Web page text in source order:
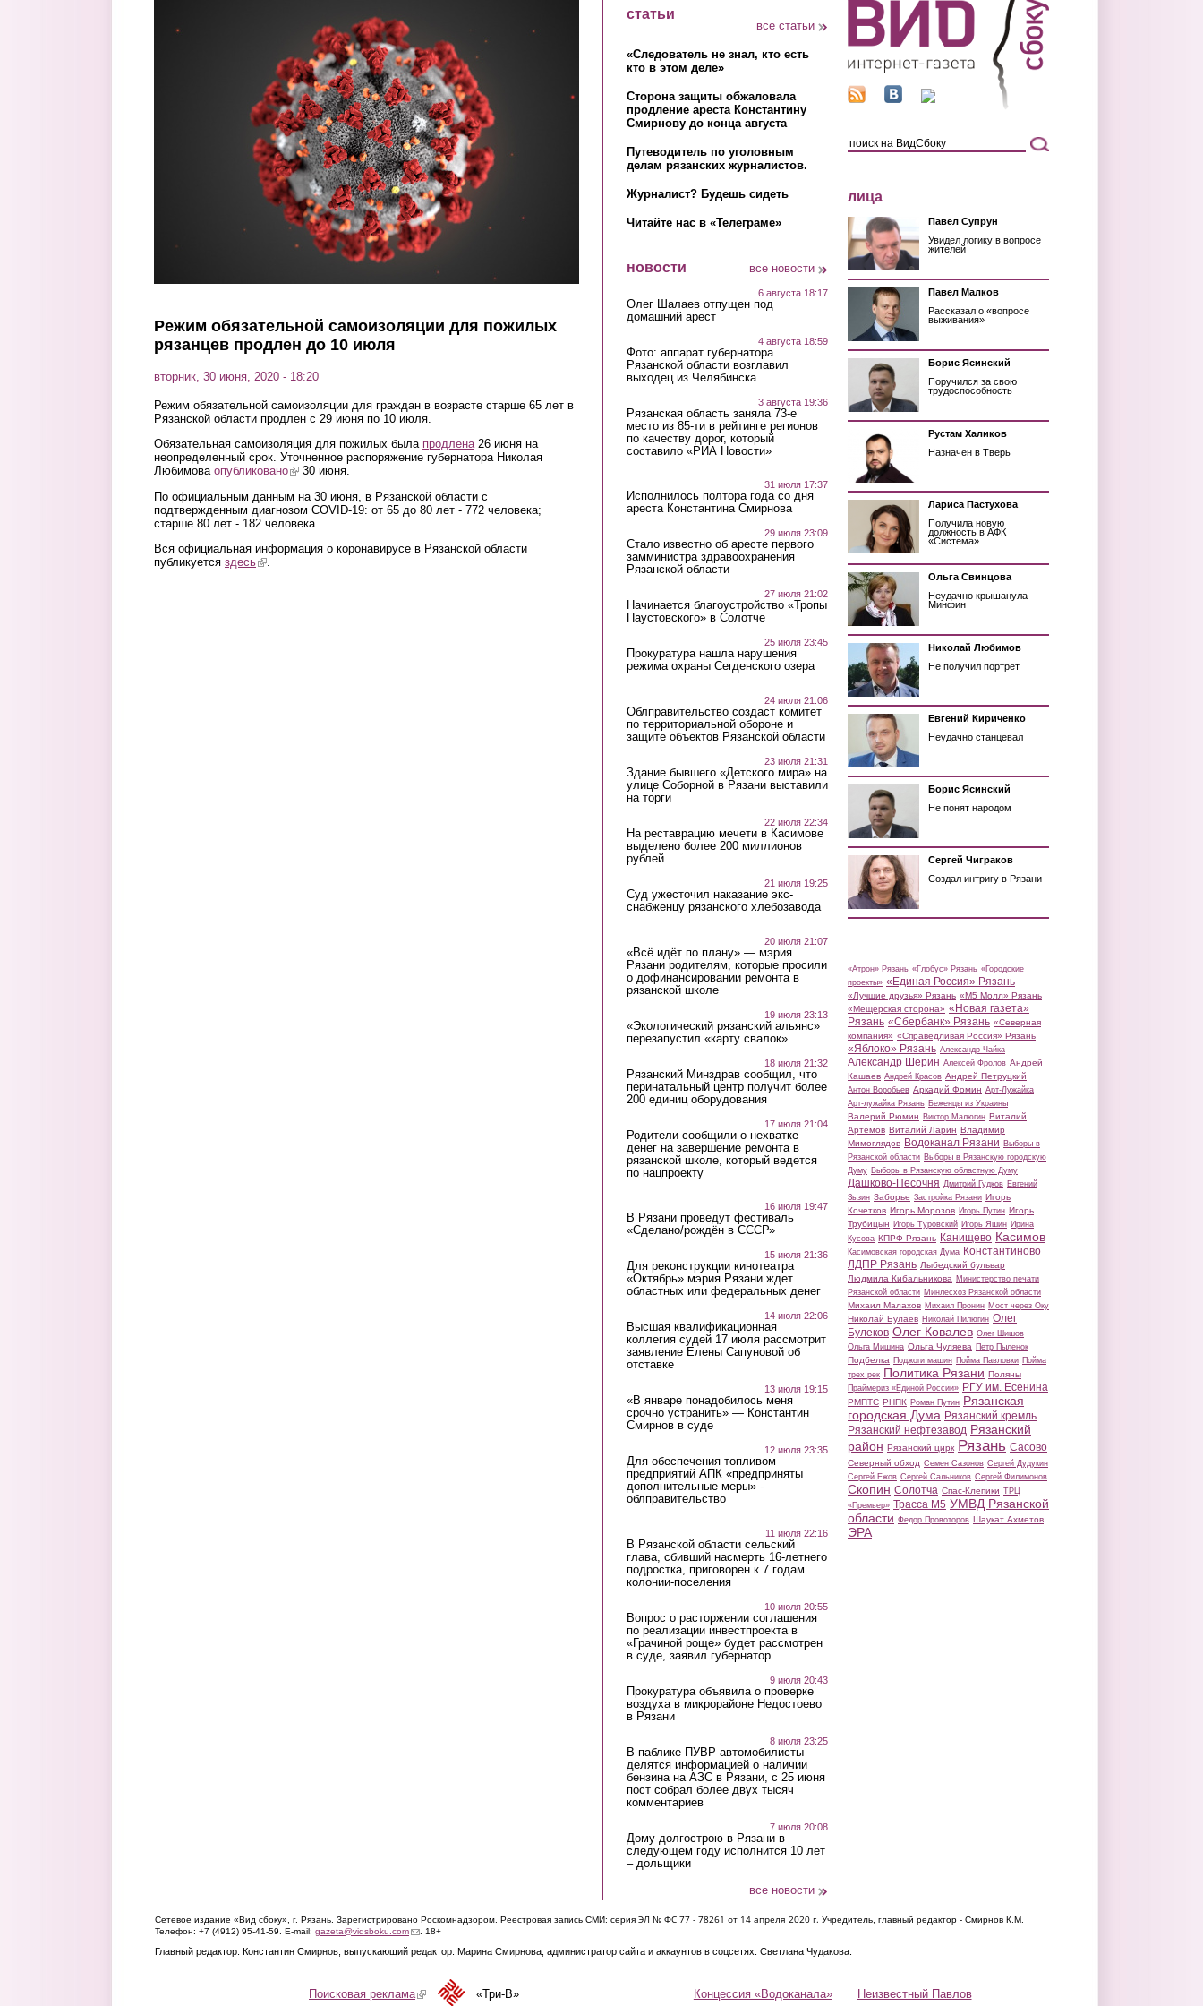
Режим обязательной самоизоляции для пожилых
рязанцев продлен до 10 июля
вторник, 30 июня, 2020 - 18:20
Режим обязательной самоизоляции для граждан в возрасте старше 65 лет в
Рязанской области продлен с 29 июня по 10 июля.
Обязательная самоизоляция для пожилых была продлена26 июня на
неопределенный срок. Уточненное распоряжение губернатора Николая
Любимова опубликовано(link is external)
30 июня.
По официальным данным на 30 июня, в Рязанской области с
подтвержденным диагнозом COVID-19: от 65 до 80 лет - 772 человека;
старше 80 лет - 182 человека.
Вся официальная информация о коронавирусе в Рязанской области
публикуется здесь(link is external)
статьи
все статьи
«Следователь не знал, кто есть
кто в этом деле»
Сторона защиты обжаловала
продление ареста Константину
Смирнову до конца августа
Путеводитель по уголовным
делам рязанских журналистов.
Журналист? Будешь сидеть
Читайте нас в «Телеграме»
новости все новости
6 августа 18:17
Олег Шалаев отпущен под
домашний арест
4 августа 18:59
Фото: аппарат губернатора
Рязанской области возглавил
выходец из Челябинска
3 августа 19:36
Рязанская область заняла 73-е
место из 85-ти в рейтинге регионов
по качеству дорог, который
составило «РИА Новости»
31 июля 17:37
Исполнилось полтора года со дня
ареста Константина Смирнова
29 июля 23:09
Стало известно об аресте первого
замминистра здравоохранения
Рязанской области
27 июля 21:02
Начинается благоустройство «Тропы
Паустовского» в Солотче
25 июля 23:45
Прокуратура нашла нарушения
режима охраны Сегденского озера
24 июля 21:06
Облправительство создаст комитет
по территориальной обороне и
защите объектов Рязанской области
23 июля 21:31
Здание бывшего «Детского мира» на
улице Соборной в Рязани выставили
на торги
22 июля 22:34
На реставрацию мечети в Касимове
выделено более 200 миллионов
рублей
21 июля 19:25
Суд ужесточил наказание экс-
снабженцу рязанского хлебозавода
20 июля 21:07
«Всё идёт по плану» — мэрия
Рязани родителям, которые просили
о дофинансировании ремонта в
рязанской школе
19 июля 23:13
«Экологический рязанский альянс»
перезапустил «карту свалок»
18 июля 21:32
Рязанский Минздрав сообщил, что
перинатальный центр получит более
200 единиц оборудования
17 июля 21:04
Родители сообщили о нехватке
денег на завершение ремонта в
рязанской школе, который ведется
по нацпроекту
16 июля 19:47
В Рязани проведут фестиваль
«Сделано/рождён в СССР»
15 июля 21:36
Для реконструкции кинотеатра
«Октябрь» мэрия Рязани ждет
областных или федеральных денег
14 июля 22:06
Высшая квалификационная
коллегия судей 17 июля рассмотрит
заявление Елены Сапуновой об
отставке
13 июля 19:15
«В январе понадобилось меня
срочно устранить» — Константин
Смирнов в суде
12 июля 23:35
Для обеспечения топливом
предприятий АПК «предприняты
дополнительные меры» -
облправительство
11 июля 22:16
В Рязанской области сельский
глава, сбивший насмерть 16-летнего
подростка, приговорен к 7 годам
колонии-поселения
10 июля 20:55
Вопрос о расторжении соглашения
по реализации инвестпроекта в
«Грачиной роще» будет рассмотрен
в суде, заявил губернатор
9 июля 20:43
Прокуратура объявила о проверке
воздуха в микрорайоне Недостоево
в Рязани
8 июля 23:25
В паблике ПУВР автомобилисты
делятся информацией о наличии
бензина на АЗС в Рязани, с 25 июня
пост собрал более двух тысяч
комментариев
7 июля 20:08
Дому-долгострою в Рязани в
следующем году исполнится 10 лет
– дольщики
все новости
лица
Павел Супрун
Увидел логику в вопросе
жителей
Павел Малков
Рассказал о «вопросе
выживания»
Борис Ясинский
Поручился за свою
трудоспособность
Рустам Халиков
Назначен в Тверь
Лариса Пастухова
Получила новую
должность в АФК
«Система»
Ольга Свинцова
Неудачно крышанула
Минфин
Николай Любимов
Не получил портрет
Евгений Кириченко
Неудачно станцевал
Борис Ясинский
Не понят народом
Сергей Чиграков
Создал интригу в Рязани
«Атрон» Рязань «Глобус» Рязань «Городские
проекты» «Единая Россия» Рязань
«Лучшие друзья» Рязань «М5 Молл» Рязань
«Мещерская сторона» «Новая газета»
Рязань «Сбербанк» Рязань «Северная
компания» «Справедливая Россия» Рязань
«Яблоко» Рязань Александр Чайка
Александр Шерин Алексей Фролов Андрей
Кашаев Андрей Красов Андрей Петруцкий
Антон Воробьев Аркадий Фомин Арт-Лужайка
Арт-лужайка Рязань Беженцы из Украины
Валерий Рюмин Виктор Малюгин Виталий
Артемов Виталий Ларин Владимир
Мимоглядов Водоканал Рязани Выборы в
Рязанской области Выборы в Рязанскую городскую
Думу Выборы в Рязанскую областную Думу
Дашково-Песочня Дмитрий Гудков Евгений
Зызин Заборье Застройка Рязани Игорь
Кочетков Игорь Морозов Игорь Путин Игорь
Трубицын Игорь Туровский Игорь Яшин Ирина
Кусова КПРФ Рязань Канищево Касимов
Касимовская городская Дума Константиново
ЛДПР Рязань Лыбедский бульвар
Людмила Кибальникова Министерство печати
Рязанской области Минлесхоз Рязанской области
Михаил Малахов Михаил Пронин Мост через Оку
Николай Булаев Николай Пилюгин Олег
Булеков Олег Ковалев Олег Шишов
Ольга Мишина Ольга Чуляева Петр Пыленок
Подбелка Поджоги машин Пойма Павловки Пойма
трех рек Политика Рязани Поляны
Праймериз «Единой России» РГУ им. Есенина
РМПТС РНПК Роман Путин Рязанская
городская Дума Рязанский кремль
Рязанский нефтезавод Рязанский
район Рязанский цирк Рязань Сасово
Северный обход Семен Сазонов Сергей Дудукин
Сергей Ежов Сергей Сальников Сергей Филимонов
Скопин Солотча Спас-Клепики ТРЦ
«Премьер» Трасса М5 УМВД Рязанской
области Федор Провоторов Шаукат Ахметов
ЭРА
Сетевое издание «Вид сбоку», г. Рязань. Зарегистрировано Роскомнадзором. Реестровая запись СМИ: серия ЭЛ № ФС 77 - 78261 от 14 апреля 2020 г. Учредитель, главный редактор - Смирнов К.М.
Телефон: +7 (4912) 95-41-59. E-mail: gazeta@vidsboku.com(link sends e-mail)
. 18+
Главный редактор: Константин Смирнов, выпускающий редактор: Марина Смирнова, администратор сайта и аккаунтов в соцсетях: Светлана Чудакова.
Концессия «Водоканала» Неизвестный Павлов
Поисковая реклама(link is external)«Три-В»